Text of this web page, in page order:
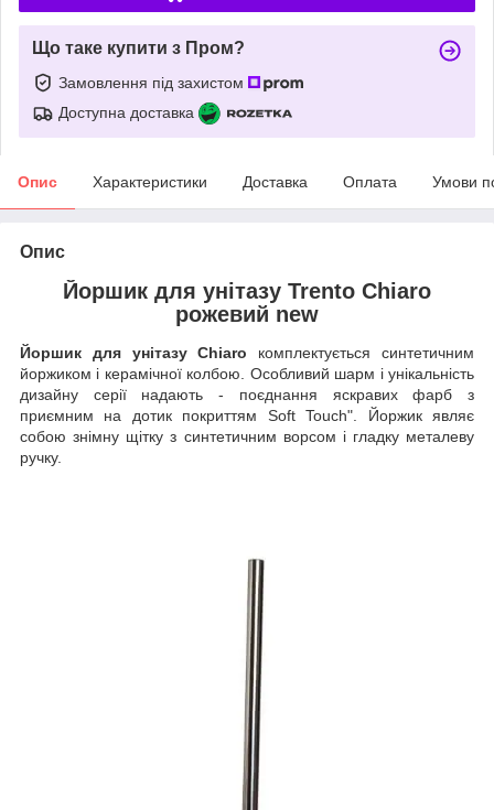
Що таке купити з Пром?
Замовлення під захистом
Доступна доставка
Опис Характеристики Доставка Оплата Умови
Опис
Йоршик для унітазу Trento Chiaro
рожевий new
Йоршик для унітазу Chiaro комплектується синтетичним
йоржиком і керамічної колбою. Особливий шарм і унікальність
дизайну серії надають - поєднання яскравих фарб з
приємним на дотик покриттям Soft Touch". Йоржик являє
собою знімну щітку з синтетичним ворсом і гладку металеву
ручку.